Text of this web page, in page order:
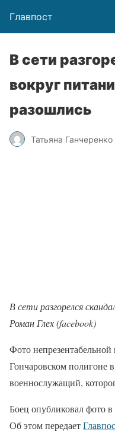
Главпост
В сети
вокруг
разошлись
Татьяна Ганчеренко
В сети разгорелся
Роман Глех (facebook)
Фото
Гончаровском полигоне
военнослужащий,
Боец опубликовал фото
Об этом передает